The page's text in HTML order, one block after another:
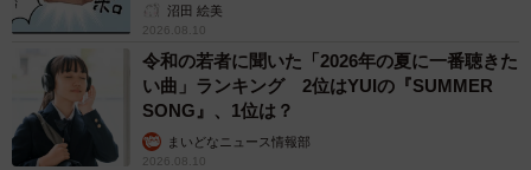
沼田 絵美
2026.08.10
令和の若者に聞いた「2026年の夏に一番聴きた
い曲」ランキング 2位はYUIの『SUMMER
SONG』、1位は？
まいどなニュース情報部
2026.08.10